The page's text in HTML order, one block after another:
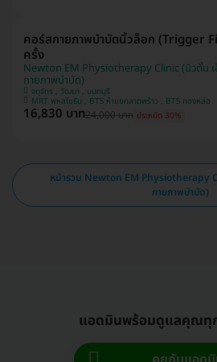
คอร์สกายภาพบำบัดนิ้วล็อก (Trigger
ครั้ง
Newton EM Physiotherapy Clinic (นิวตั้น
กายภาพบำบัด)
จตุจักร , วัฒนา , นนทบุรี
MRT พหลโยธิน , BTS ห้าแยกลาดพร้าว , BTS ทองหล่อ
16,830 บาท24,000 บาท ประหยัด 30%
หน้ารวม Newton EM Physiotherapy
กายภาพบำบัด)
แอดมินพร้อมดูแลคุณทุ